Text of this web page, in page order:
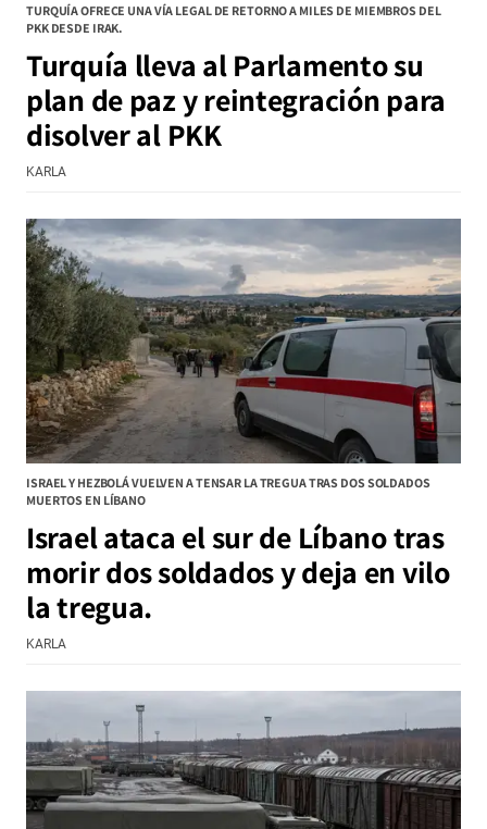
TURQUÍA OFRECE UNA VÍA LEGAL DE RETORNO A MILES DE MIEMBROS DEL
PKK DESDE IRAK.
Turquía lleva al Parlamento su
plan de paz y reintegración para
disolver al PKK
KARLA
ISRAEL Y HEZBOLÁ VUELVEN A TENSAR LA TREGUA TRAS DOS SOLDADOS
MUERTOS EN LÍBANO
Israel ataca el sur de Líbano tras
morir dos soldados y deja en vilo
la tregua.
KARLA